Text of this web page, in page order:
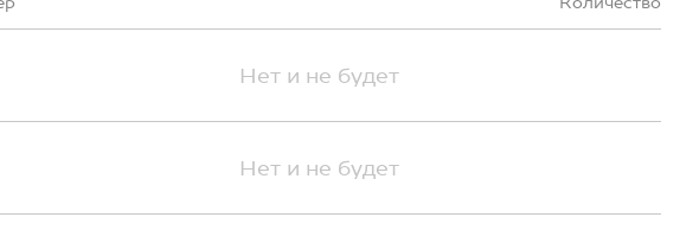
Нет и не будет
Нет и не будет